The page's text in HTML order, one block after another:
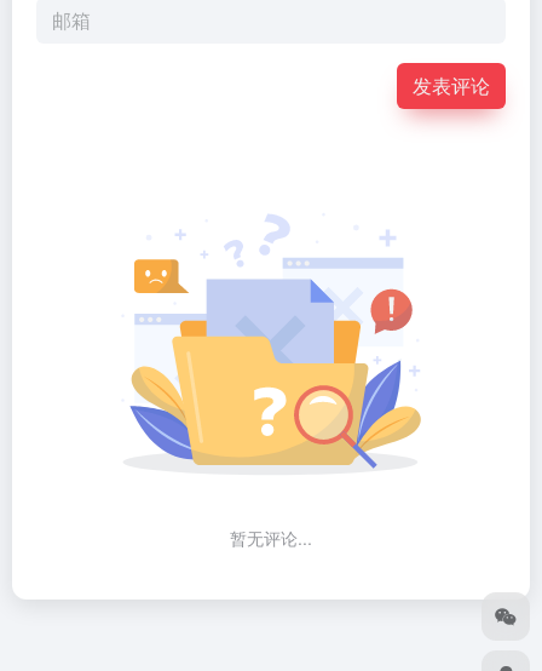
发表评论
暂无评论...